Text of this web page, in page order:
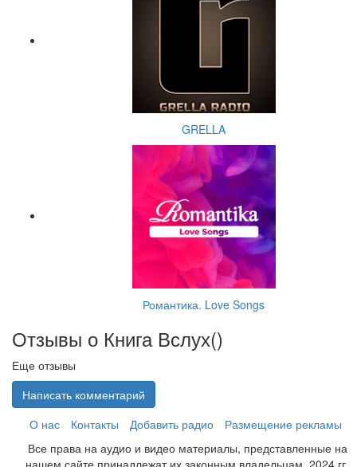
GRELLA
Романтика. Love Songs
Отзывы о Книга Вслух()
Еще отзывы
Написать комментарий
О нас
Контакты Добавить радио
Размещение рекламы
Все права на аудио и видео материалы, представленные на
нашем сайте принадлежат их законным владельцам. 2024 гг.